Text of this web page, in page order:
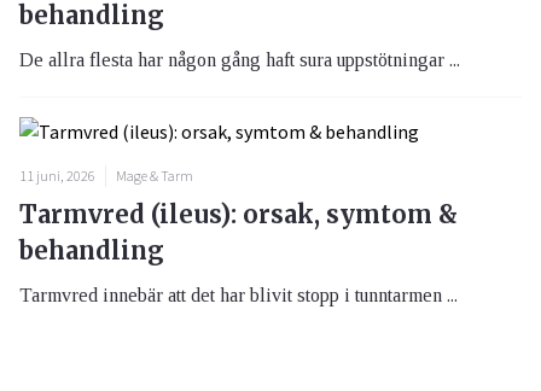
behandling
De allra flesta har någon gång haft sura uppstötningar ...
11 juni, 2026 Mage & Tarm
Tarmvred (ileus): orsak, symtom &
behandling
Tarmvred innebär att det har blivit stopp i tunntarmen ...